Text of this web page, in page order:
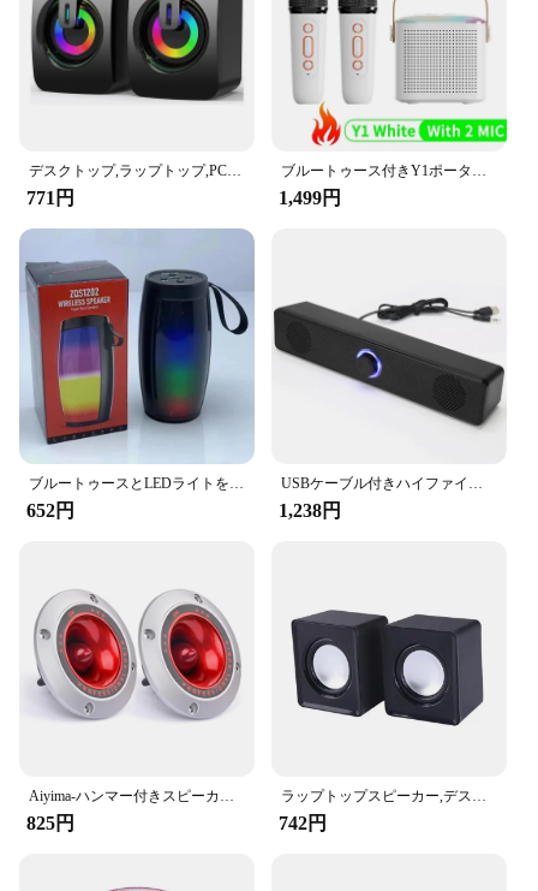
デスクトップ,ラップトップ,PCスピーカー用のLEDライト付きHi-Fiステレオマイク,USBケーブル付き
771円
ブルートゥース付きY1ポータブルカラオケスピーカー,マイク付きミニワイヤレスオーディオ,K字型の歌,家族向けの歌を歌うマシン,新しい流行のアイテム
1,499円
ブルートゥースとLEDライトを備えたポータブルスピーカー,屋外スピーカー,tf互換,車のオーディオ,ワイヤレスサウンドボックス,ギフト
652円
USBケーブル付きハイファイステレオスピーカー,LEDライト,サウンドボックス,オーディオ,PC,ラップトップ,ゲーム,ホームシアター,PC用
1,238円
Aiyima-ハンマー付きスピーカー,100W,4インチツイード,セラミックスピーカー,サウンドアンプ,ピエゾ,屋内ステージ,40,2個
825円
ラップトップスピーカー,デスクトップコンピュータースピーカー,サウンドボックス,音楽ボックス
742円